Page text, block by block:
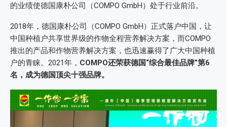
的业绩使德国康朴公司（COMPO GmbH）处于行业前沿。
2018年，德国康朴公司（COMPO GmbH）正式落户中国，让
中国种植户共享世界级的作物全程营养解决方案，而COMPO
推出的产品和作物营养解决方案，也迅速赢得了广大中国种植
户的青睐。2021年， COMPO还荣获德国“综合最佳品牌”第6
名，成为德国顶尖十强品牌。